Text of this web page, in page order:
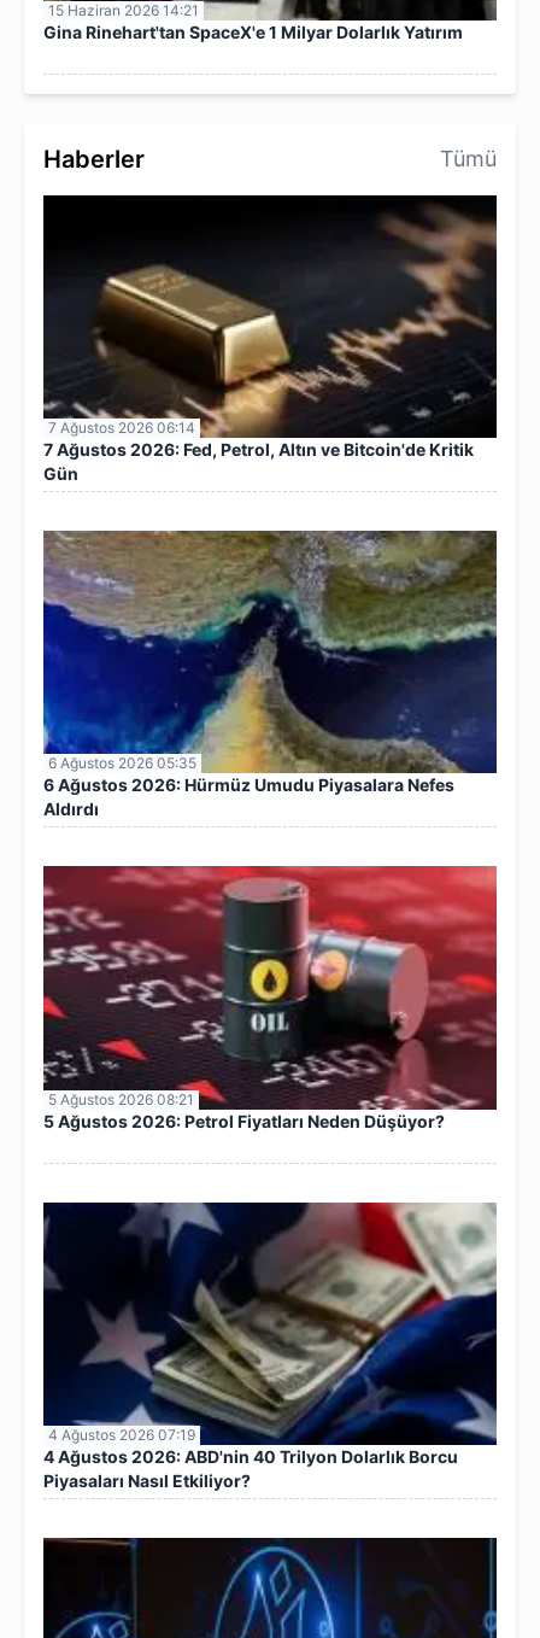
15 Haziran 2026 14:21
Gina Rinehart'tan SpaceX'e 1 Milyar Dolarlık Yatırım
Haberler Tümü
7 Ağustos 2026 06:14
7 Ağustos 2026: Fed, Petrol, Altın ve Bitcoin'de Kritik
Gün
6 Ağustos 2026 05:35
6 Ağustos 2026: Hürmüz Umudu Piyasalara Nefes
Aldırdı
5 Ağustos 2026 08:21
5 Ağustos 2026: Petrol Fiyatları Neden Düşüyor?
4 Ağustos 2026 07:19
4 Ağustos 2026: ABD'nin 40 Trilyon Dolarlık Borcu
Piyasaları Nasıl Etkiliyor?